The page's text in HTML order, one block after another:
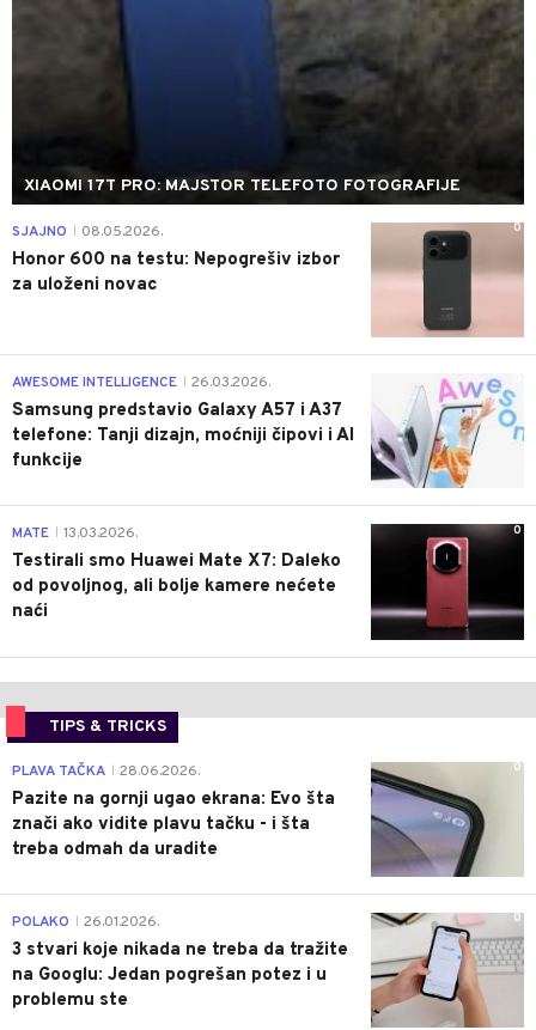
XIAOMI 17T PRO: MAJSTOR TELEFOTO FOTOGRAFIJE
0
SJAJNO 08.05.2026.
Honor 600 na testu: Nepogrešiv izbor
za uloženi novac
AWESOME INTELLIGENCE 26.03.2026.
Samsung predstavio Galaxy A57 i A37
telefone: Tanji dizajn, moćniji čipovi i AI
funkcije
0
MATE 13.03.2026.
Testirali smo Huawei Mate X7: Daleko
od povoljnog, ali bolje kamere nećete
naći
TIPS & TRICKS
0
PLAVA TAČKA 28.06.2026.
Pazite na gornji ugao ekrana: Evo šta
znači ako vidite plavu tačku - i šta
treba odmah da uradite
0
POLAKO 26.01.2026.
3 stvari koje nikada ne treba da tražite
na Googlu: Jedan pogrešan potez i u
problemu ste